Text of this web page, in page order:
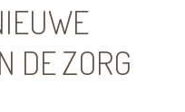
DE ZORG